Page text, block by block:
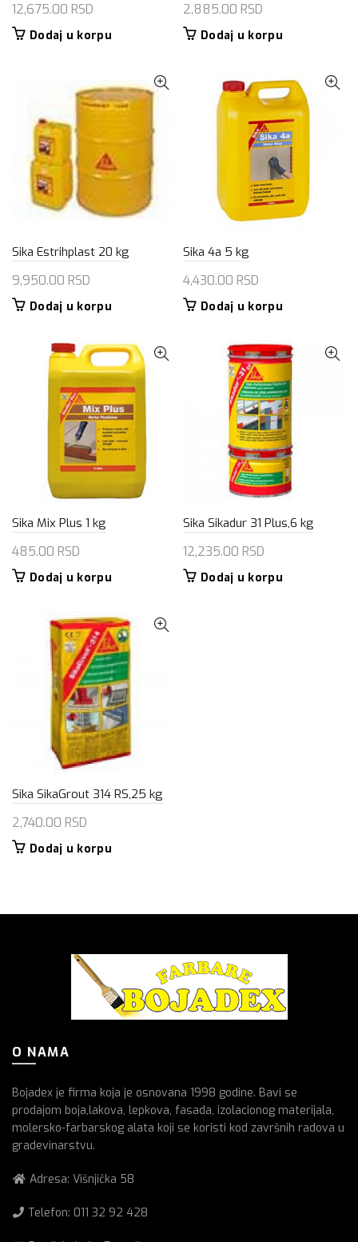
12,675.00 RSD
Dodaj u korpu
2,885.00 RSD
Dodaj u korpu
Sika Estrihplast 20 kg
9,950.00 RSD
Dodaj u korpu
Sika 4a 5 kg
4,430.00 RSD
Dodaj u korpu
Sika Mix Plus 1 kg
485.00 RSD
Dodaj u korpu
Sika Sikadur 31 Plus,6 kg
12,235.00 RSD
Dodaj u korpu
Sika SikaGrout 314 RS,25 kg
2,740.00 RSD
Dodaj u korpu
O NAMA
Bojadex je firma koja je osnovana 1998 godine. Bavi se
prodajom boja,lakova, lepkova, fasada, izolacionog materijala,
molersko-farbarskog alata koji se koristi kod završnih radova u
gradevinarstvu.
Adresa: Višnjička 58
Telefon: 011 32 92 428